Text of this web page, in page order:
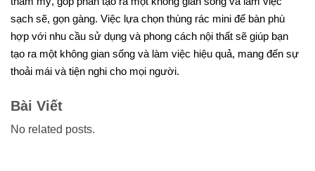
sạch sẽ, gọn gàng. Việc lựa chọn thùng rác mini để bàn phù
hợp với nhu cầu sử dụng và phong cách nội thất sẽ giúp bạn
tạo ra một không gian sống và làm việc hiệu quả, mang đến sự
thoải mái và tiện nghi cho mọi người.
Bài Viết
No related posts.